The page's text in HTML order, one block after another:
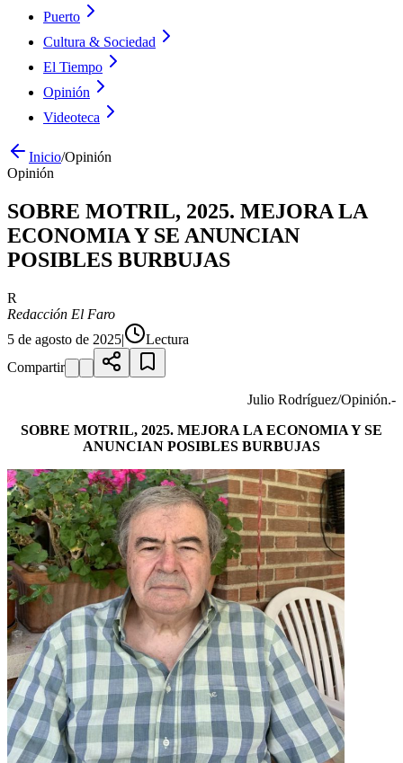
Puerto
Cultura & Sociedad
El Tiempo
Opinión
Videoteca
Inicio/Opinión
Opinión
SOBRE MOTRIL, 2025. MEJORA LA
ECONOMIA Y SE ANUNCIAN
POSIBLES BURBUJAS
R
Redacción El Faro
5 de agosto de 2025|
Lectura
Compartir
Julio Rodríguez/Opinión.-
SOBRE MOTRIL, 2025. MEJORA LA ECONOMIA Y SE
ANUNCIAN POSIBLES BURBUJAS